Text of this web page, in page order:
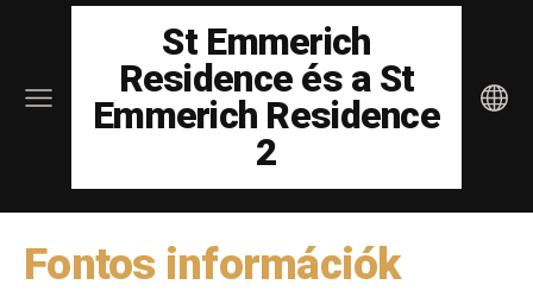
St Emmerich
Residence és a St
Emmerich Residence
2
Fontos információk